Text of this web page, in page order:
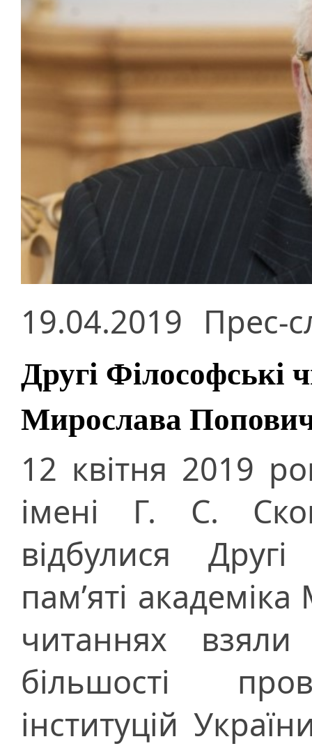
19.04.2019 Прес-
Другі Філософські
Мирослава
12 квітня 2019
імені Г. С.
відбулися
пам’яті
читаннях взяли
більшості
інституцій